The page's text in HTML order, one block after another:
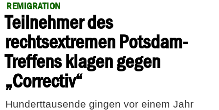
RECHT
FEUILLETON
DEBATTE
REMIGRATION
Teilnehmer des
rechtsextremen Potsdam-
Treffens klagen gegen
„Correctiv“
Hunderttausende gingen vor einem Jahr